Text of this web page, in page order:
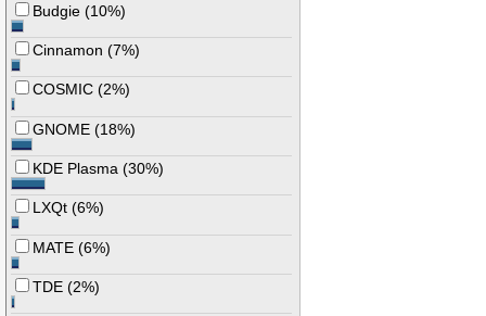
Budgie (10%)
Cinnamon (7%)
COSMIC (2%)
GNOME (18%)
KDE Plasma (30%)
LXQt (6%)
MATE (6%)
TDE (2%)